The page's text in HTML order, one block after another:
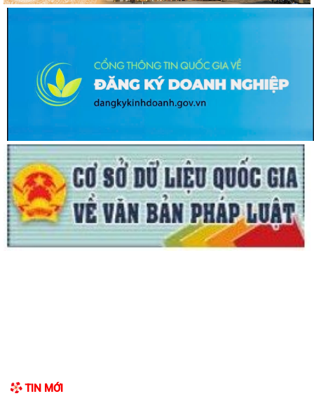
TIN MỚI
BAN THƯỜNG VỤ ĐẢNG UỶ XÃ NGUYỄN LƯƠNG BẰNG TRANG TRỌNG
HỘI NGHỊ TIẾP XÚC CỬ TRI SAU KỲ HỌP THƯỜNG LỆ GIỮA NĂM 2026
HĐND THÀNH PHỐ HẢI PHÒNG KHÓA XVII,...
ĐỘI TUYỂN U10 XÃ NGUYỄN LƯƠNG BẰNG RA QUÂN ĐẠI THẮNG TẠI
ĐỘI TUYỂN U10 XÃ NGUYỄN LƯƠNG BẰNG SẴN SÀNG TRANH TÀI TẠI
GIẢI BÓNG ĐÁ HOA PHƯỢNG THÀNH PHỐ HẢI...
Lan tỏa nghĩa cử cao đẹp trong phong trào hiến máu tình nguyện tại
xã Nguyễn Lương Bằng
Ban Thường vụ Đảng ủy xã Nguyễn Lương Bằng công bố các quyết
UBND xã